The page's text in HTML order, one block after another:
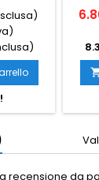
recensione da